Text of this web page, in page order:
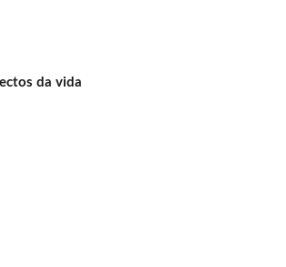
da vida